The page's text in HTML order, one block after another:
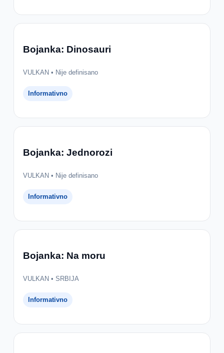
Bojanka: Dinosauri
VULKAN • Nije definisano
Informativno
Bojanka: Jednorozi
VULKAN • Nije definisano
Informativno
Bojanka: Na moru
VULKAN • SRBIJA
Informativno